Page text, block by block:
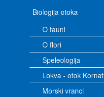
Biologija otoka
O fauni
O flori
Speleologija
Lokva - otok Kornat
Morski vranci